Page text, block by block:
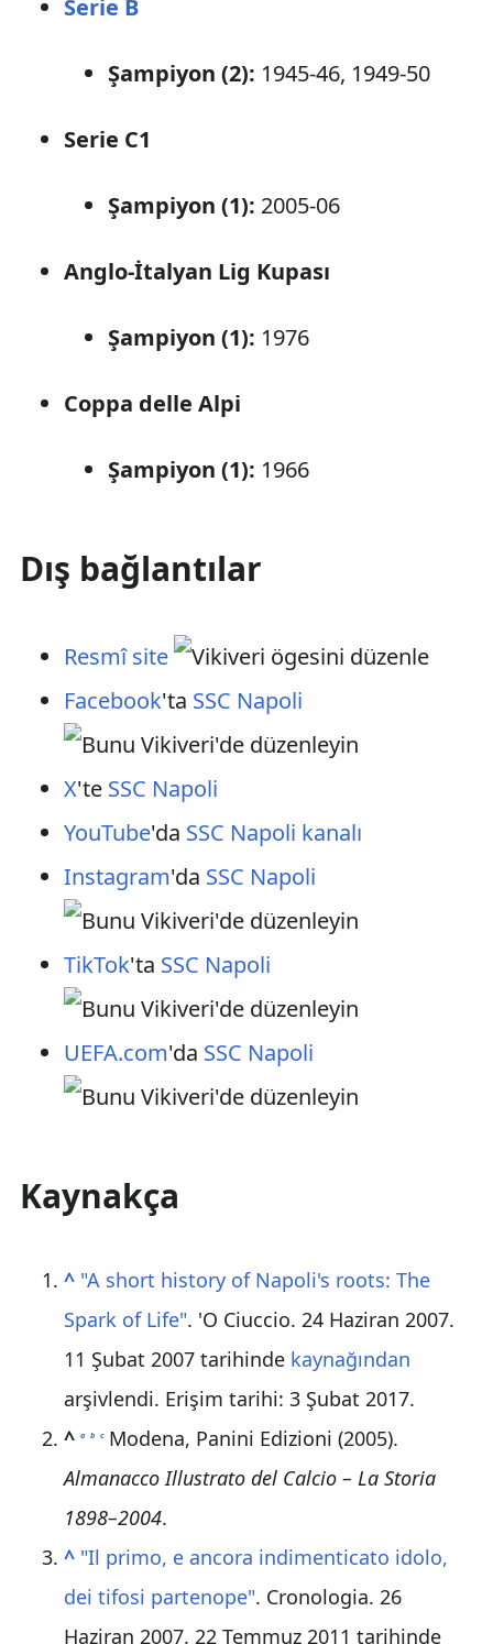
Serie B
Şampiyon (2): 1945-46, 1949-50
Serie C1
Şampiyon (1): 2005-06
Anglo-İtalyan Lig Kupası
Şampiyon (1): 1976
Coppa delle Alpi
Şampiyon (1): 1966
Dış bağlantılar
Resmî site
Facebook'ta SSC Napoli
X'te SSC Napoli
YouTube'da SSC Napoli kanalı
Instagram'da SSC Napoli
TikTok'ta SSC Napoli
UEFA.com'da SSC Napoli
Kaynakça
^ "A short history of Napoli's roots: The
Spark of Life". 'O Ciuccio. 24 Haziran 2007.
11 Şubat 2007 tarihinde kaynağından
arşivlendi. Erişim tarihi: 3 Şubat 2017.
^ a b c
Modena, Panini Edizioni (2005).
Almanacco Illustrato del Calcio – La Storia
1898–2004.
^ "Il primo, e ancora indimenticato idolo,
dei tifosi partenope". Cronologia. 26
Haziran 2007. 22 Temmuz 2011 tarihinde